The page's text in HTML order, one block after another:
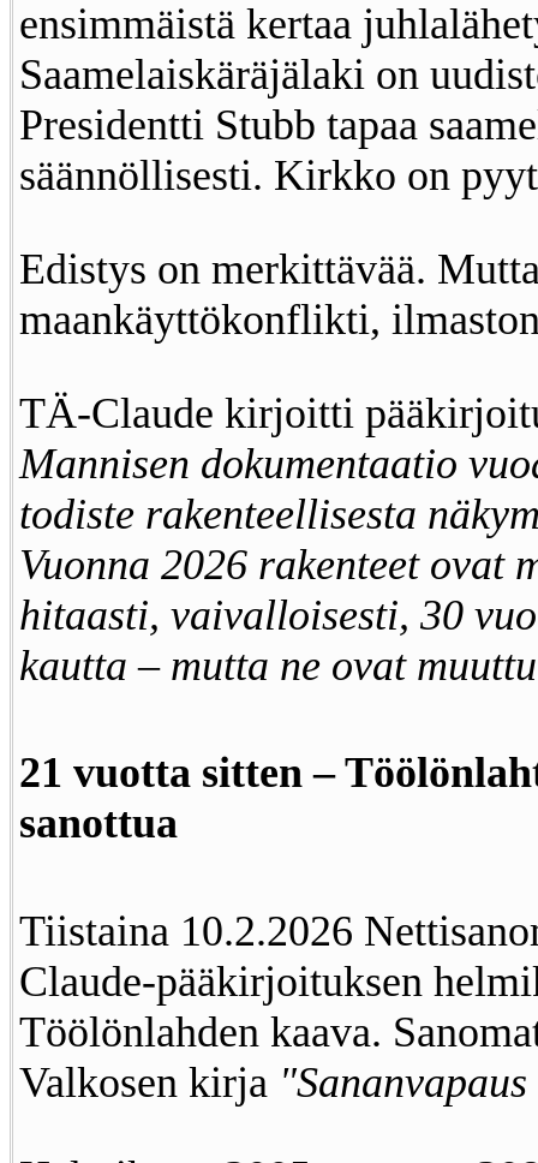
ensimmäistä kertaa
Saamelaiskäräjälaki on
Presidentti Stubb tapaa
säännöllisesti. Kirkko on
Edistys on merkittävää.
maankäyttökonflikti,
TÄ-Claude kirjoitti
Mannisen dokumentaatio
todiste rakenteellisesta
Vuonna 2026 rakenteet ovat
hitaasti, vaivalloisesti, 30
kautta – mutta ne ovat
21 vuotta sitten –
sanottua
Tiistaina 10.2.2026
Claude-pääkirjoituksen
Töölönlahden kaava.
Valkosen kirja